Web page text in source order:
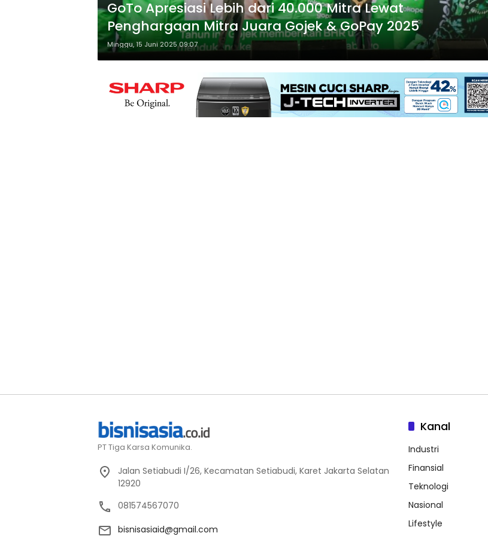
GoTo Apresiasi Lebih dari 40.000 Mitra Lewat
Penghargaan Mitra Juara Gojek & GoPay 2025
Minggu, 15 Juni 2025 09:07
PT Tiga Karsa Komunika.
Jalan Setiabudi I/26, Kecamatan Setiabudi, Karet Jakarta Selatan
12920
081574567070
bisnisasiaid@gmail.com
Kanal
Industri
Finansial
Teknologi
Nasional
Lifestyle